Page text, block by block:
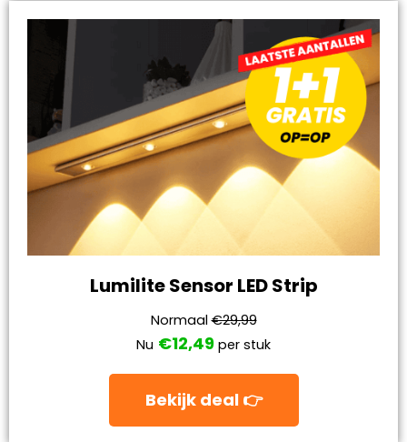
Lumilite Sensor LED Strip
Normaal€29,99
Nu €12,49 per stuk
Bekijk deal 👉